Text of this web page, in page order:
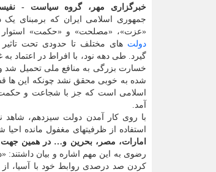
خبرگزاری مهر، گروه سیاست -
جمهوری اسلامی ایران که برمبنای یک
«عزت»، «مصلحت» و «حکمت» استوار
دولت های مختلف تا حدودی تحت
گیرد. طی دهه نود، با افراط در اعتماد
خسارت بزرگی به منافع ملی تحمیل شد و
شده به خوبی محقق نشد چونکه این ها
اسلامی است که جز با شجاعت و
آمد.
با روی کار آمدن دولت سیزدهم،
استفاده از ظرفیتهای مغفول مانده احیا
امارات، مصر، بحرین و… در همین جهت
رضوی به این مهم اشاره و بیان
کردن صد درصدی روابط خود با آسیا،